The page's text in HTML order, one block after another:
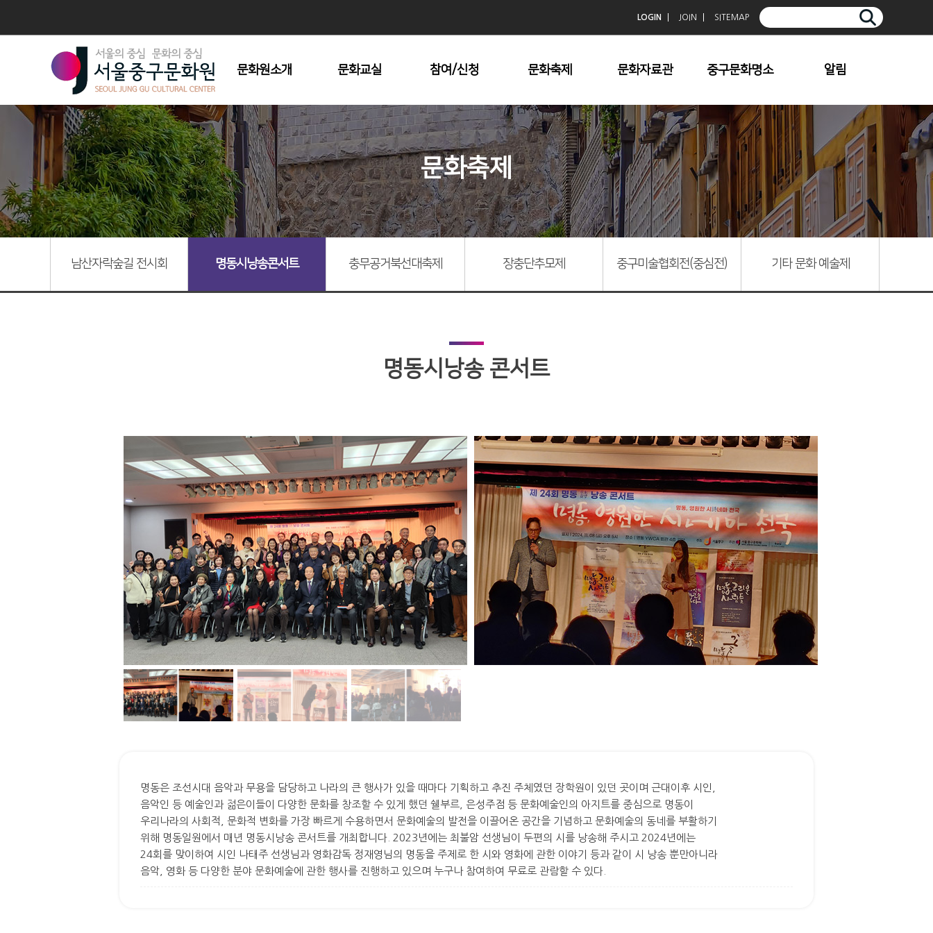
LOGIN JOIN SITEMAP
문화원소개
인사말
연혁
조직도
주요사업
시설현황
회원모집
문화교실
수강안내
참여/신청
문화원 대관
문화재탐방
지방문화답사
문화축제
남산자락숲길
전시회
명동시낭송콘서트
충무공거북선대축
제
장충단추모제
중구미술협회전
기타문화예술제
문화자료관
중구향토사
중구문화
중구문예
중구사진공모전입
상작
중심전
중구문화명소
청계천
덕수궁
한옥마을
명동/충무로
남산
기타명소
알림
보도자료
문화행사 이모저모
문화축제
남산자락숲길 전시회 명동시낭송콘서트 충무공거북선대축제 장충단추모제 중구미술협회전(중심전) 기타 문화 예술제
명동시낭송 콘서트
명동은 조선시대 음악과 무용을 담당하고 나라의 큰 행사가 있을 때마다 기획하고 추진 주체였던 장학원이 있던 곳이며 근대이후 시인,
음악인 등 예술인과 젊은이들이 다양한 문화를 창조할 수 있게 했던 쉘부르, 은성주점 등 문화예술인의 아지트를 중심으로 명동이
우리나라의 사회적, 문화적 변화를 가장 빠르게 수용하면서 문화예술의 발전을 이끌어온 공간을 기념하고 문화예술의 동네를 부활하기
위해 명동일원에서 매년 명동시낭송 콘서트를 개최합니다. 2023년에는 최불암 선생님이 두편의 시를 낭송해 주시고 2024년에는
24회를 맞이하여 시인 나태주 선생님과 영화감독 정재영님의 명동을 주제로 한 시와 영화에 관한 이야기 등과 같이 시 낭송 뿐만아니라
음악, 영화 등 다양한 분야 문화예술에 관한 행사를 진행하고 있으며 누구나 참여하여 무료로 관람할 수 있다.